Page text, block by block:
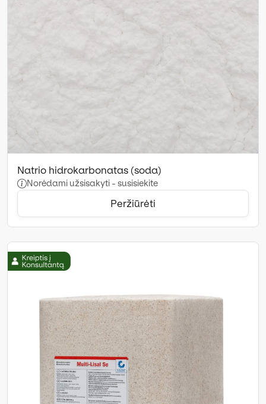
Natrio hidrokarbonatas (soda)
Norėdami užsisakyti - susisiekite
Peržiūrėti